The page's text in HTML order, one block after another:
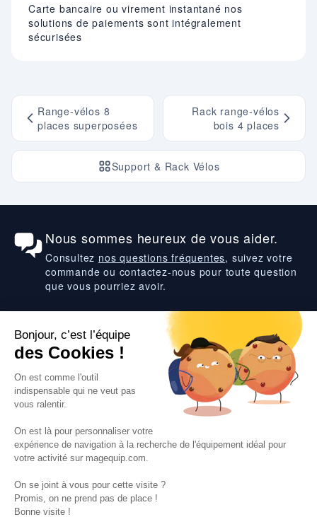
Carte bancaire ou virement instantané nos
solutions de paiements sont intégralement
sécurisées
Range-vélos 8
places superposées
Support & Rack Vélos
Rack range-vélos
bois 4 places
Nous sommes heureux de vous aider.
Consultez nos questions fréquentes, suivez votre
commande ou contactez-nous pour toute question
que vous pourriez avoir.
Suivez-nous
VOS SERVICES
VOS DEMANDES
NOTRE SOCIETE